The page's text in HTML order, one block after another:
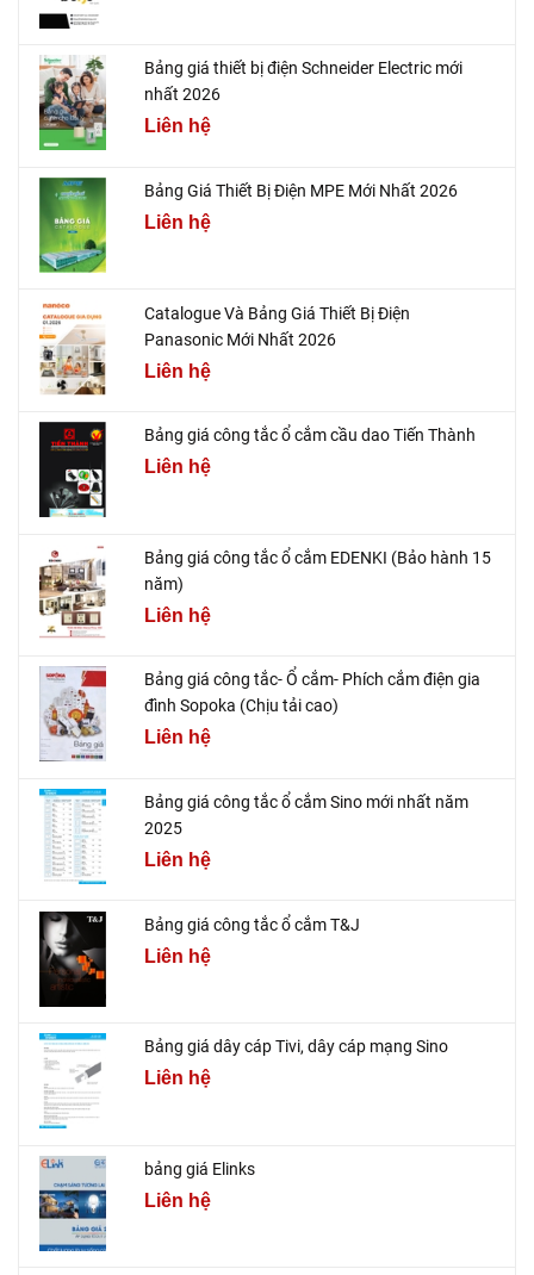
Bảng giá thiết bị điện Schneider Electric mới
nhất 2026
Liên hệ
Bảng Giá Thiết Bị Điện MPE Mới Nhất 2026
Liên hệ
Catalogue Và Bảng Giá Thiết Bị Điện
Panasonic Mới Nhất 2026
Liên hệ
Bảng giá công tắc ổ cắm cầu dao Tiến Thành
Liên hệ
Bảng giá công tắc ổ cắm EDENKI (Bảo hành 15
năm)
Liên hệ
Bảng giá công tắc- Ổ cắm- Phích cắm điện gia
đình Sopoka (Chịu tải cao)
Liên hệ
Bảng giá công tắc ổ cắm Sino mới nhất năm
2025
Liên hệ
Bảng giá công tắc ổ cắm T&J
Liên hệ
Bảng giá dây cáp Tivi, dây cáp mạng Sino
Liên hệ
bảng giá Elinks
Liên hệ